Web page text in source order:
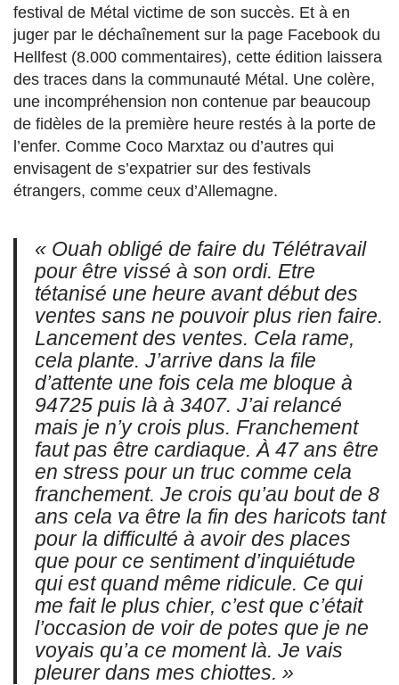
festival de Métal victime de son succès. Et à en
juger par le déchaînement sur la page Facebook du
Hellfest (8.000 commentaires), cette édition laissera
des traces dans la communauté Métal. Une colère,
une incompréhension non contenue par beaucoup
de fidèles de la première heure restés à la porte de
l’enfer. Comme Coco Marxtaz ou d’autres qui
envisagent de s’expatrier sur des festivals
étrangers, comme ceux d’Allemagne.
« Ouah obligé de faire du Télétravail
pour être vissé à son ordi. Etre
tétanisé une heure avant début des
ventes sans ne pouvoir plus rien faire.
Lancement des ventes. Cela rame,
cela plante. J’arrive dans la file
d’attente une fois cela me bloque à
94725 puis là à 3407. J’ai relancé
mais je n’y crois plus. Franchement
faut pas être cardiaque. À 47 ans être
en stress pour un truc comme cela
franchement. Je crois qu’au bout de 8
ans cela va être la fin des haricots tant
pour la difficulté à avoir des places
que pour ce sentiment d’inquiétude
qui est quand même ridicule. Ce qui
me fait le plus chier, c’est que c’était
l’occasion de voir de potes que je ne
voyais qu’a ce moment là. Je vais
pleurer dans mes chiottes. »